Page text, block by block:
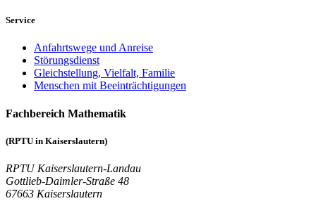
Service
Anfahrtswege und Anreise
Störungsdienst
Gleichstellung, Vielfalt, Familie
Menschen mit Beeinträchtigungen
Fachbereich Mathematik
(RPTU in Kaiserslautern)
RPTU Kaiserslautern-Landau
Gottlieb-Daimler-Straße 48
67663 Kaiserslautern